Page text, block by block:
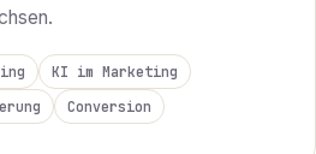
KI im Marketing
Conversion